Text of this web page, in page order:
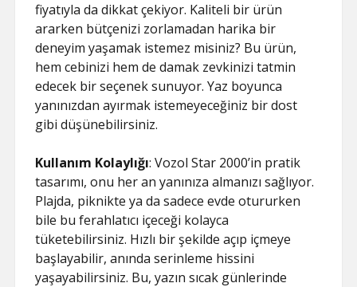
fiyatıyla da dikkat çekiyor. Kaliteli bir ürün
ararken bütçenizi zorlamadan harika bir
deneyim yaşamak istemez misiniz? Bu ürün,
hem cebinizi hem de damak zevkinizi tatmin
edecek bir seçenek sunuyor. Yaz boyunca
yanınızdan ayırmak istemeyeceğiniz bir dost
gibi düşünebilirsiniz.
Kullanım Kolaylığı: Vozol Star 2000’in pratik
tasarımı, onu her an yanınıza almanızı sağlıyor.
Plajda, piknikte ya da sadece evde otururken
bile bu ferahlatıcı içeceği kolayca
tüketebilirsiniz. Hızlı bir şekilde açıp içmeye
başlayabilir, anında serinleme hissini
yaşayabilirsiniz. Bu, yazın sıcak günlerinde